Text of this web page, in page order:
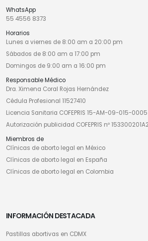
WhatsApp
55 4556 8373
Horarios
Lunes a viernes de 8:00 am a 20:00 pm
Sábados de 8:00 am a 17:00 pm
Domingos de 9:00 am a 16:00 pm
Responsable Médico
Dra. Ximena Coral Rojas Hernández
Cédula Profesional 11527410
Licencia Sanitaria COFEPRIS 15-AM-09-015-0005
Autorización publicidad COFEPRIS nº
Miembros de
Clínicas de aborto legal en México
Clínicas de aborto legal en España
Clínicas de aborto legal en Colombia
INFORMACIÓN DESTACADA
Pastillas abortivas en CDMX